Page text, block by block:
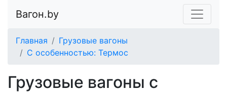
Вагон.by
Главная
Грузовые вагоны
С особенностью: Термос
Грузовые вагоны с